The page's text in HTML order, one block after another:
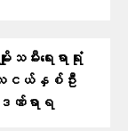
းရေးရာရုံး
းငယ်နှစ်ဦး
ဏ်ရာရ